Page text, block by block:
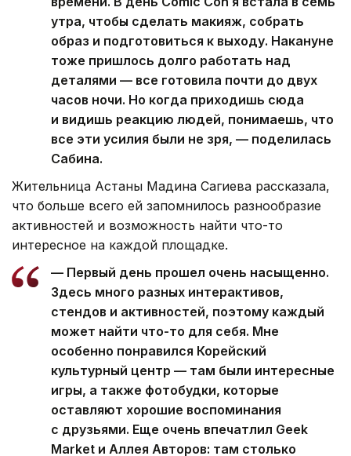
утра, чтобы сделать макияж, собрать
образ и подготовиться к выходу. Накануне
тоже пришлось долго работать над
деталями — все готовила почти до двух
часов ночи. Но когда приходишь сюда
и видишь реакцию людей, понимаешь, что
все эти усилия были не зря, — поделилась
Сабина.
Жительница Астаны Мадина Сагиева рассказала,
что больше всего ей запомнилось разнообразие
активностей и возможность найти что-то
интересное на каждой площадке.
— Первый день прошел очень насыщенно.
Здесь много разных интерактивов,
стендов и активностей, поэтому каждый
может найти что-то для себя. Мне
особенно понравился Корейский
культурный центр — там были интересные
игры, а также фотобудки, которые
оставляют хорошие воспоминания
с друзьями. Еще очень впечатлил Geek
Market и Аллея Авторов: там столько